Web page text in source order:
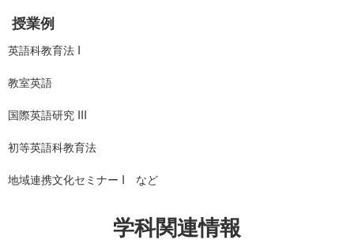
授業例
英語科教育法 I
教室英語
国際英語研究 III
初等英語科教育法
地域連携文化セミナー I など
学科関連情報